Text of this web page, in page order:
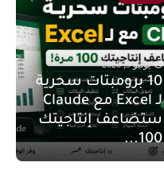
يونيو 9, 2026
10 برومبتات سحرية
لـ Excel مع Claude
ستضاعف إنتاجيتك
100...